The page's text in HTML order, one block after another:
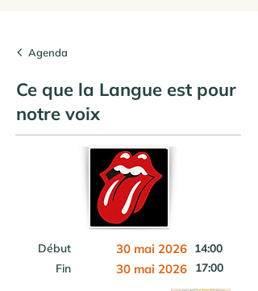
Agenda
Ce que la Langue est pour
notre voix
Début 30 mai 2026 14:00
Fin
30 mai 2026 17:00